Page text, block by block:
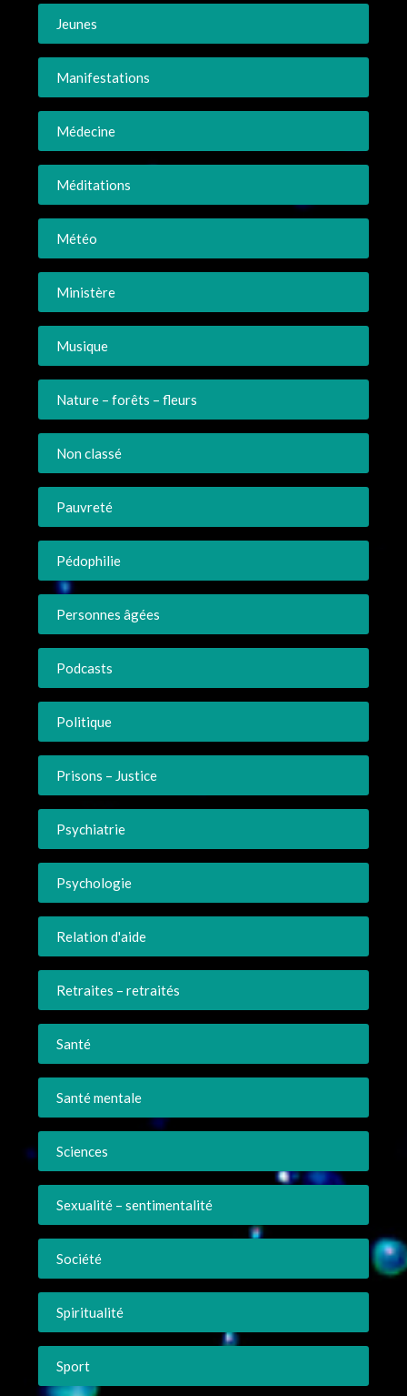
Jeunes
Manifestations
Médecine
Méditations
Météo
Ministère
Musique
Nature – forêts – fleurs
Non classé
Pauvreté
Pédophilie
Personnes âgées
Podcasts
Politique
Prisons – Justice
Psychiatrie
Psychologie
Relation d'aide
Retraites – retraités
Santé
Santé mentale
Sciences
Sexualité – sentimentalité
Société
Spiritualité
Sport